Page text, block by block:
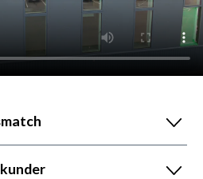
opdaterer dagligt alle vores
Misser de, så udnyt vores